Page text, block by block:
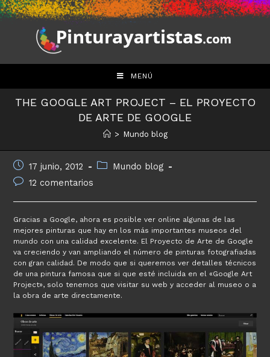
Saltar
al
contenido
MENÚ
THE GOOGLE ART PROJECT – EL PROYECTO
DE ARTE DE GOOGLE
> Mundo blog
Publicación
de
entrada:
17 junio, 2012
Categoría
entrada:
Mundo blog
Comentarios
entrada:
12 comentarios
Gracias a Google, ahora es posible ver online algunas de las
mejores pinturas que hay en los más importantes museos del
mundo con una calidad excelente. El Proyecto de Arte de Google
va creciendo y van ampliando el número de pinturas fotografiadas
con gran calidad. De modo que si queremos ver detalles técnicos
de una pintura famosa que si que esté incluida en el «Google Art
Project», solo tenemos que visitar su web y acceder al museo o a
la obra de arte directamente.